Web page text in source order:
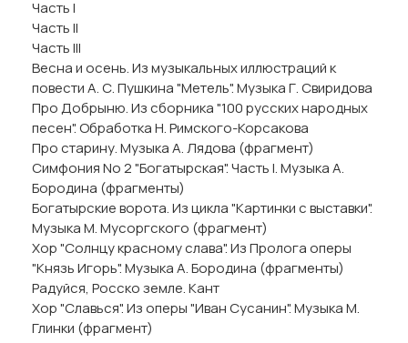
Часть I
Часть II
Часть III
Весна и осень. Из музыкальных иллюстраций к
повести А. С. Пушкина "Метель". Музыка Г. Свиридова
Про Добрыню. Из сборника "100 русских народных
песен". Обработка Н. Римского-Корсакова
Про старину. Музыка А. Лядова (фрагмент)
Симфония No 2 "Богатырская". Часть I. Музыка А.
Бородина (фрагменты)
Богатырские ворота. Из цикла "Картинки с выставки".
Музыка М. Мусоргского (фрагмент)
Хор "Солнцу красному слава". Из Пролога оперы
"Князь Игорь". Музыка А. Бородина (фрагменты)
Радуйся, Росско земле. Кант
Хор "Славься". Из оперы "Иван Сусанин". Музыка М.
Глинки (фрагмент)